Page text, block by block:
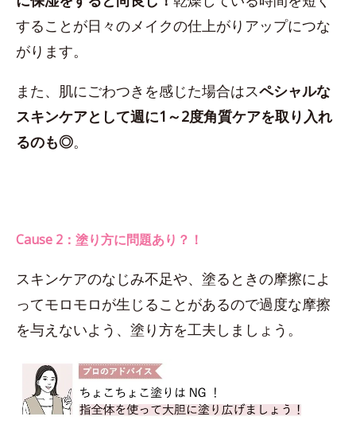
することが日々のメイクの仕上がりアップにつな
がります。
また、肌にごわつきを感じた場合はスペシャルな
スキンケアとして週に1～2度角質ケアを取り入れ
るのも◎。
Cause 2：塗り方に問題あり？！
スキンケアのなじみ不足や、塗るときの摩擦によ
ってモロモロが生じることがあるので過度な摩擦
を与えないよう、塗り方を工夫しましょう。